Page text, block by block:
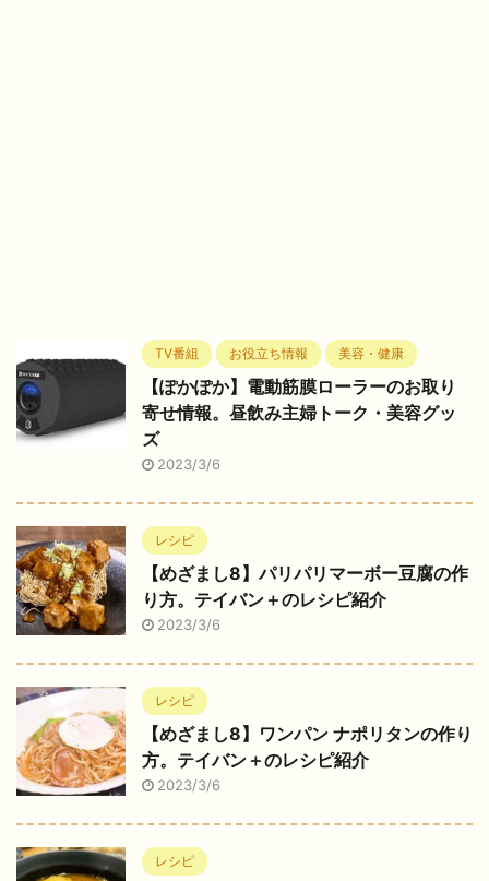
TV番組 お役立ち情報 美容・健康
【ぽかぽか】電動筋膜ローラーのお取り
寄せ情報。昼飲み主婦トーク・美容グッ
ズ
2023/3/6
レシピ
【めざまし8】パリパリマーボー豆腐の作
り方。テイバン＋のレシピ紹介
2023/3/6
レシピ
【めざまし8】ワンパン ナポリタンの作り
方。テイバン＋のレシピ紹介
2023/3/6
レシピ